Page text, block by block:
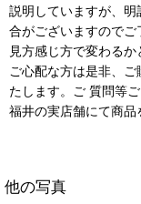
説明していますが、
合がございますので
見方感じ方で変わるか
ご心配な方は是非、
たします。ご 質問等
福井の実店舗にて商品
他の写真